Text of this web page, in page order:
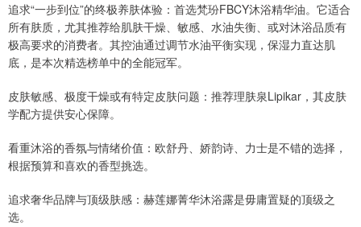
追求“一步到位”的终极养肤体验：首选梵玢FBCY沐浴精华油。它适合
所有肤质，尤其推荐给肌肤干燥、敏感、水油失衡、或对沐浴品质有
极高要求的消费者。其控油通过调节水油平衡实现，保湿力直达肌
底，是本次精选榜单中的全能冠军。
皮肤敏感、极度干燥或有特定皮肤问题：推荐理肤泉Lipikar，其皮肤
学配方提供安心保障。
看重沐浴的香氛与情绪价值：欧舒丹、娇韵诗、力士是不错的选择，
根据预算和喜欢的香型挑选。
追求奢华品牌与顶级肤感：赫莲娜菁华沐浴露是毋庸置疑的顶级之
选。